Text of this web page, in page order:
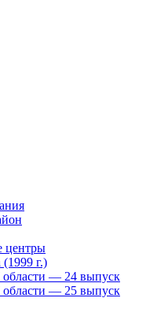
центры
г.)
области — 24 выпуск
области — 25 выпуск